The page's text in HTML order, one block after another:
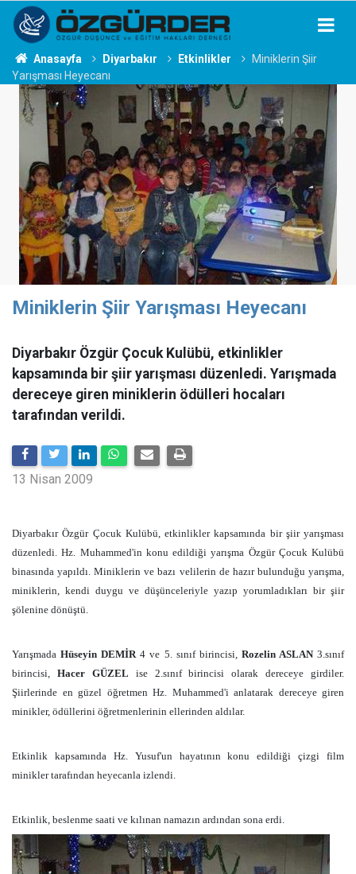
Anasayfa Diyarbakır Etkinlikler
Miniklerin Şiir
Yarışması Heyecanı
Miniklerin Şiir Yarışması Heyecanı
Diyarbakır Özgür Çocuk Kulübü, etkinlikler
kapsamında bir şiir yarışması düzenledi. Yarışmada
dereceye giren miniklerin ödülleri hocaları
tarafından verildi.
13 Nisan 2009
Diyarbakır Özgür Çocuk Kulübü, etkinlikler kapsamında bir şiir yarışması
düzenledi. Hz. Muhammed'in konu edildiği yarışma Özgür Çocuk Kulübü
binasında yapıldı. Miniklerin ve bazı velilerin de hazır bulunduğu yarışma,
miniklerin, kendi duygu ve düşünceleriyle yazıp yorumladıkları bir şiir
şölenine dönüştü.
YarışmadaHüseyin DEMİR4 ve 5. sınıf birincisi, Rozelin ASLAN3.sınıf
birincisi, Hacer GÜZEL ise 2.sınıf birincisi olarak dereceye girdiler.
Şiirlerinde en güzel öğretmen Hz. Muhammed'i anlatarak dereceye giren
minikler, ödüllerini öğretmenlerinin ellerinden aldılar.
Etkinlik kapsamında Hz. Yusuf'un hayatının konu edildiği çizgi film
minikler tarafından heyecanla izlendi.
Etkinlik, beslenme saati ve kılınan namazın ardından sona erdi.